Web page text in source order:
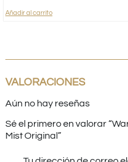
Añadir al carrito
VALORACIONES
Aún no hay reseñas
Sé el primero en valorar
Mist Original”